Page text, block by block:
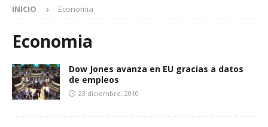
INICIO Economia
Economia
Dow Jones avanza en EU gracias a datos
de empleos
23 diciembre, 2010